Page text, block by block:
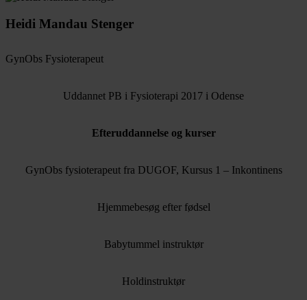
Heidi Mandau Stenger
GynObs Fysioterapeut
Uddannet PB i Fysioterapi 2017 i Odense
Efteruddannelse og kurser
GynObs fysioterapeut fra DUGOF, Kursus 1 – Inkontinens
Hjemmebesøg efter fødsel
Babytummel instruktør
Holdinstruktør